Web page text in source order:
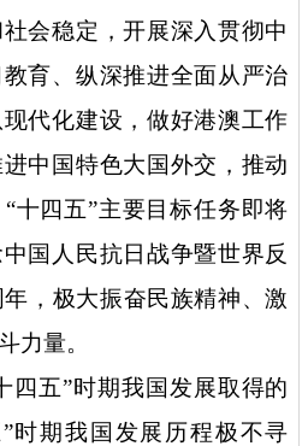
会稳定，开展深入贯彻中
育、纵深推进全面从严治
代化建设，做好港澳工作
中国特色大国外交，推动
十四五”主要目标任务即将
国人民抗日战争暨世界反
，极大振奋民族精神、激
力量。
四五”时期我国发展取得的
时期我国发展历程极不寻